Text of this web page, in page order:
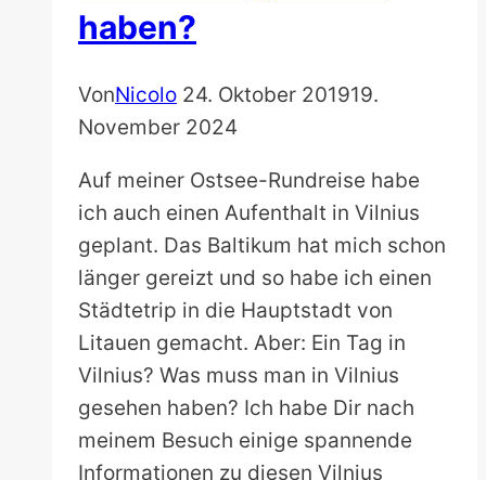
haben?
VonNicolo 24. Oktober 201919.
November 2024
Auf meiner Ostsee-Rundreise habe
ich auch einen Aufenthalt in Vilnius
geplant. Das Baltikum hat mich schon
länger gereizt und so habe ich einen
Städtetrip in die Hauptstadt von
Litauen gemacht. Aber: Ein Tag in
Vilnius? Was muss man in Vilnius
gesehen haben? Ich habe Dir nach
meinem Besuch einige spannende
Informationen zu diesen Vilnius